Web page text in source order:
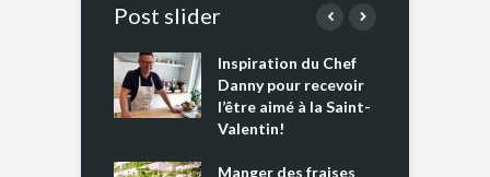
Post slider
Inspiration du Chef
Danny pour recevoir
l’être aimé à la Saint-
Valentin!
Manger des fraises